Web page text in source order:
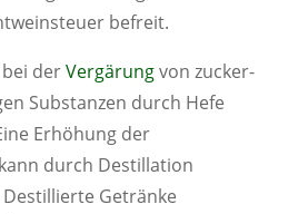
befreit.
derVergärungvon zucker-
Substanzen durch Hefe
Erhöhung der
durch Destillation
Getränke